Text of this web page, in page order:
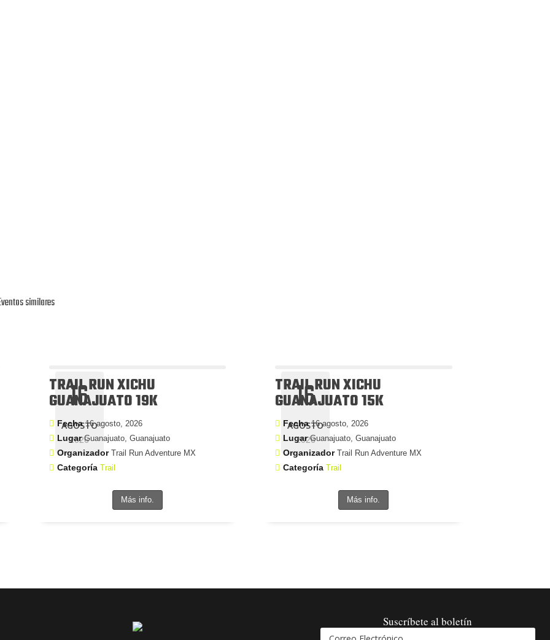
similares
16
AGOSTO
2026
TRAIL RUN XICHU
GUANAJUATO 19K
Fecha16 agosto, 2026
LugarGuanajuato, Guanajuato
Organizador Trail Run Adventure MX
Categoría Trail
Más info.
16
AGOSTO
2026
TRAIL RUN XICHU
GUANAJUATO 15K
Fecha16 agosto, 2026
LugarGuanajuato, Guanajuato
OrganizadorTrail Run Adventure MX
CategoríaTrail
Más info.
Suscríbete al boletín